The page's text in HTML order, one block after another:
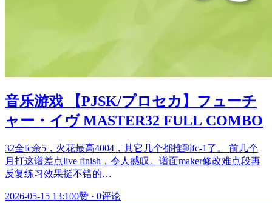
音乐游戏 【PJSK/プロセカ】フューチ
ャー・イヴ MASTER32 FULL COMBO
32全fc余5，火花最高4004，其它几个都推到fc-1了。 前几个
月打这谱差点live finish，令人感叹。谱面maker修改难点段再
反复练习效果挺不错的…
2026-05-15 13:100赞 · 0评论